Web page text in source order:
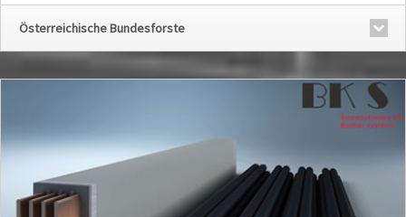
Österreichische Bundesforste